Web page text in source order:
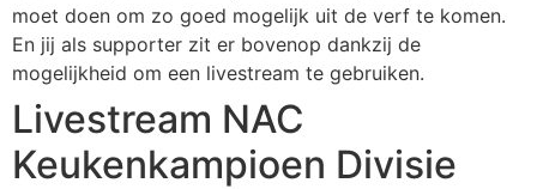
moet doen om zo goed mogelijk uit de verf te komen.
En jij als supporter zit er bovenop dankzij de
mogelijkheid om een livestream te gebruiken.
Livestream NAC
Keukenkampioen Divisie